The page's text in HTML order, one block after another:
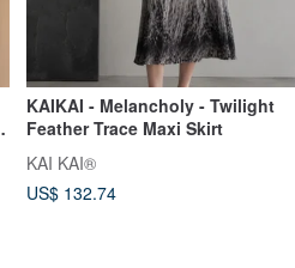
KAIKAI - Melancholy - Twilight
Feather Trace Maxi Skirt
KAI KAI®
US$ 132.74